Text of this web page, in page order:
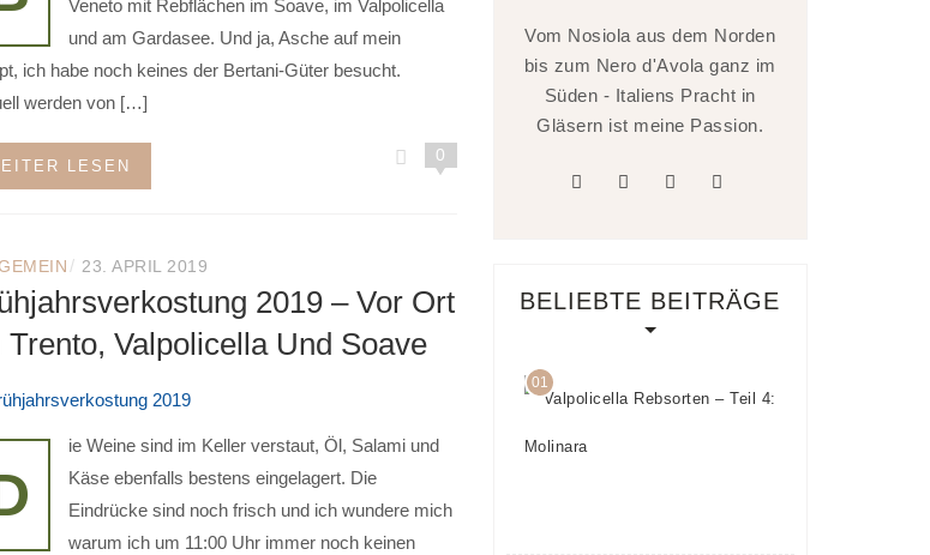
Veneto mit Rebflächen im Soave, im Valpolicella
und am Gardasee. Und ja, Asche auf mein
ich habe noch keines der Bertani-Güter besucht.
werden von […]
LESEN
0
/ 23. APRIL 2019
2019 – Vor Ort
Trento, Valpolicella Und Soave
ie Weine sind im Keller verstaut, Öl, Salami und
Käse ebenfalls bestens eingelagert. Die
Eindrücke sind noch frisch und ich wundere mich
warum ich um 11:00 Uhr immer noch keinen
Vom Nosiola aus dem Norden
bis zum Nero d'Avola ganz im
Süden - Italiens Pracht in
Gläsern ist meine Passion.
BELIEBTE BEITRÄGE
01